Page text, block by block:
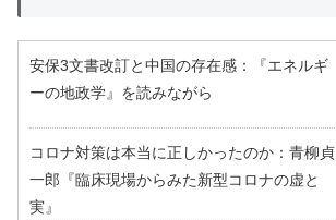
安保3文書改訂と中国の存在感：『エネルギ
ーの地政学』を読みながら
コロナ対策は本当に正しかったのか：青柳貞
一郎『臨床現場からみた新型コロナの虚と
実』